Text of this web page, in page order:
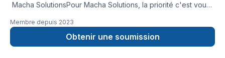
Macha SolutionsPour Macha Solutions, la priorité c'est vous.
disponibilité fait de nous des professionnels très respectés
dans notre secteur d'activité. Nous avons parcouru
beaucoup de chemin depuis notre création, mais les valeurs
Membre depuis 2023
Obtenir une soumission